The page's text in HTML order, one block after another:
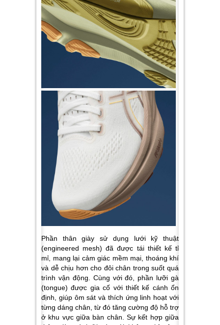
Phần thân giày sử dụng lưới kỹ thuật
(engineered mesh) đã được tái thiết kế tỉ
mỉ, mang lại cảm giác mềm mại, thoáng khí
và dễ chịu hơn cho đôi chân trong suốt quá
trình vận động. Cùng với đó, phần lưỡi gà
(tongue) được gia cố với thiết kế cánh ổn
định, giúp ôm sát và thích ứng linh hoạt với
từng dáng chân, từ đó tăng cường độ hỗ trợ
ở khu vực giữa bàn chân. Sự kết hợp giữa